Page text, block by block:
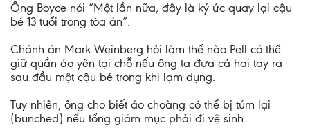
Ông Boyce nói “Một lần nữa, đây là ký ức quay lại cậu
bé 13 tuổi trong tòa án”.
Chánh án Mark Weinberg hỏi làm thế nào Pell có thể
giữ quần áo yên tại chỗ nếu ông ta đưa cả hai tay ra
sau đầu một cậu bé trong khi lạm dụng.
Tuy nhiên, ông cho biết áo choàng có thể bị túm lại
(bunched) nếu tổng giám mục phải đi vệ sinh.